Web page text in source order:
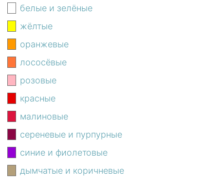
белые и зелёные
жёлтые
оранжевые
лососёвые
розовые
красные
малиновые
сереневые и пурпурные
синие и фиолетовые
дымчатые и коричневые